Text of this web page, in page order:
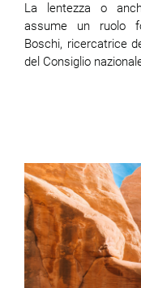
La lentezza o
assume un ruolo
Boschi, ricercatrice
del Consiglio